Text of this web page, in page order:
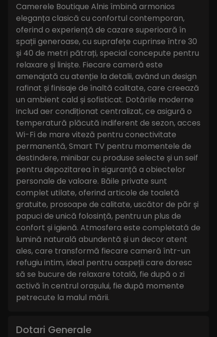
Camerele Boutique Alnis îmbină armonios
eleganța clasică cu confortul contemporan,
oferind o experiență de cazare superioară în
spații generoase, cu suprafețe cuprinse între 30
și 40 de metri pătrați, special concepute pentru
relaxare și liniște. Fiecare cameră este
amenajată cu atenție la detalii, având un design
rafinat și finisaje de înaltă calitate, care creează
un ambient cald și sofisticat. Dotările moderne
includ aer condiționat centralizat, ce asigură o
temperatură plăcută indiferent de sezon, acces
Wi-Fi de mare viteză pentru conectivitate
permanentă, Smart TV pentru momentele de
destindere, minibar cu produse selecte și un seif
pentru depozitarea în siguranță a obiectelor
personale de valoare. Băile private sunt
complet utilate, oferind articole de toaletă
gratuite, prosoape de calitate, uscător de păr și
papuci de unică folosință, pentru un plus de
confort și igienă. Atmosfera este completată de
lumină naturală abundentă și un decor atent
ales, care transformă fiecare cameră într-un
refugiu intim, ideal pentru oaspeții care doresc
să se bucure de relaxare totală, fie după o zi
activă în centrul orașului, fie după momente
petrecute la malul mării.
Dotari Generale